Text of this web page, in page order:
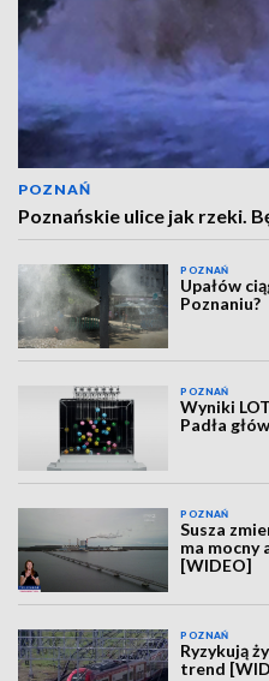
POZNAŃ
Poznańskie ulice jak rzeki.
POZNAŃ
Upałów
Poznaniu?
POZNAŃ
Wyniki
Padła
POZNAŃ
Susza
ma mocny
[WIDEO]
POZNAŃ
Ryzykują
trend